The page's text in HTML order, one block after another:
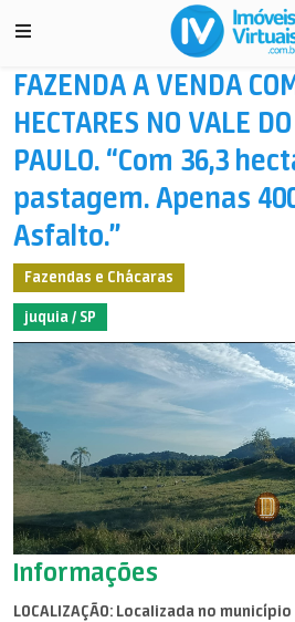
FAZENDA A VENDA
HECTARES NO VALE
PAULO. “Com 36,3
pastagem. Apenas
Asfalto.”
Fazendas e Chácaras
juquia / SP
Informações
LOCALIZAÇÃO: Localizada no